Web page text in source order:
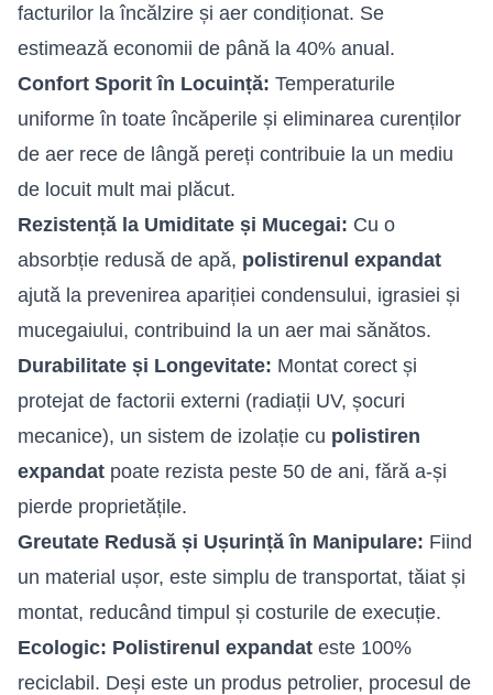
facturilor la încălzire și aer condiționat. Se
estimează economii de până la 40% anual.
Confort Sporit în Locuință: Temperaturile
uniforme în toate încăperile și eliminarea curenților
de aer rece de lângă pereți contribuie la un mediu
de locuit mult mai plăcut.
Rezistență la Umiditate și Mucegai: Cu o
absorbție redusă de apă, polistirenul expandat
ajută la prevenirea apariției condensului, igrasiei și
mucegaiului, contribuind la un aer mai sănătos.
Durabilitate și Longevitate: Montat corect și
protejat de factorii externi (radiații UV, șocuri
mecanice), un sistem de izolație cu polistiren
expandat poate rezista peste 50 de ani, fără a-și
pierde proprietățile.
Greutate Redusă și Ușurință în Manipulare: Fiind
un material ușor, este simplu de transportat, tăiat și
montat, reducând timpul și costurile de execuție.
Ecologic: Polistirenul expandat este 100%
reciclabil. Deși este un produs petrolier, procesul de